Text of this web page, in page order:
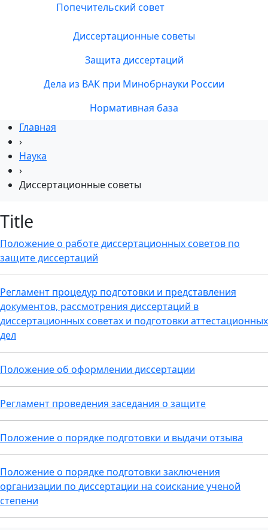
Попечительский совет
Диссертационные советы
Защита диссертаций
Дела из ВАК при Минобрнауки России
Нормативная база
Главная
›
Наука
›
Диссертационные советы
Title
Положение о работе диссертационных советов по
защите диссертаций
Регламент процедур подготовки и представления
документов, рассмотрения диссертаций в
диссертационных советах и подготовки аттестационных
дел
Положение об оформлении диссертации
Регламент проведения заседания о защите
Положение о порядке подготовки и выдачи отзыва
Положение о порядке подготовки заключения
организации по диссертации на соискание ученой
степени